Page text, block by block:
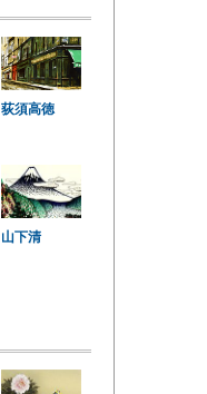
荻須高徳
山下清